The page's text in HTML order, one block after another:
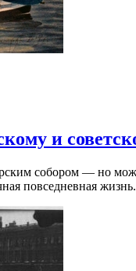
и
собором — но
повседневная